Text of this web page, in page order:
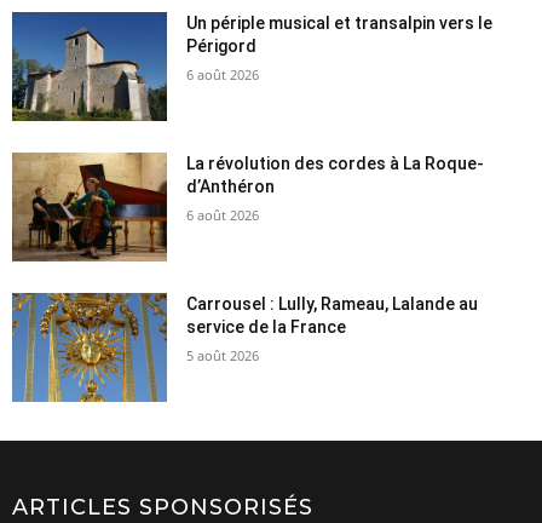
Un périple musical et transalpin vers le
Périgord
6 août 2026
La révolution des cordes à La Roque-
d’Anthéron
6 août 2026
Carrousel : Lully, Rameau, Lalande au
service de la France
5 août 2026
ARTICLES SPONSORISÉS